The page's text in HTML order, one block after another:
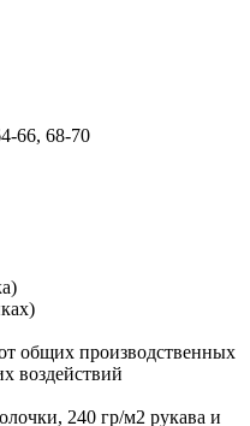
66, 68-70
общих производственных
воздействий
240 гр/м2 рукава и